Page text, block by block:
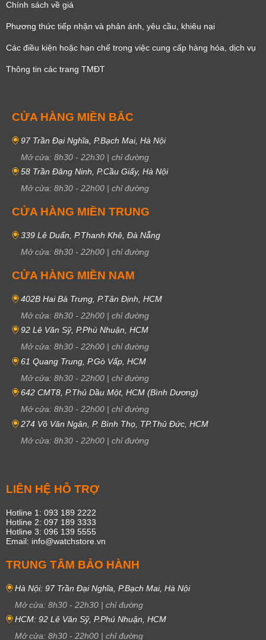
Chính sách về giá
Phương thức tiếp nhận và phản ánh, yêu cầu, khiêu nại
Các điều kiện hoặc hạn chế trong việc cung cấp hàng hóa, dịch vụ
Thông tin các trang TMĐT
CỬA HÀNG MIỀN BẮC
97 Trần Đại Nghĩa, P.Bạch Mai, Hà Nội
Mở cửa: 8h30 - 22h30 | chỉ đường
58 Trần Đăng Ninh, P.Cầu Giấy, Hà Nội
Mở cửa: 8h30 - 22h00 | chỉ đường
CỬA HÀNG MIỀN TRUNG
339 Lê Duẩn, P.Thanh Khê, Đà Nẵng
Mở cửa: 8h30 - 22h00 | chỉ đường
CỬA HÀNG MIỀN NAM
402B Hai Bà Trưng, P.Tân Định, HCM
Mở cửa: 8h30 - 22h00 | chỉ đường
92 Lê Văn Sỹ, P.Phú Nhuận, HCM
Mở cửa: 8h30 - 22h00 | chỉ đường
61 Quang Trung, P.Gò Vấp, HCM
Mở cửa: 8h30 - 22h00 | chỉ đường
642 CMT8, P.Thủ Dầu Một, HCM (Bình Dương)
Mở cửa: 8h30 - 22h00 | chỉ đường
274 Võ Văn Ngân, P. Bình Thọ, TP.Thủ Đức, HCM
Mở cửa: 8h30 - 22h00 | chỉ đường
LIÊN HỆ HỖ TRỢ
Hotline 1: 093 189 2222
Hotline 2: 097 189 3333
Hotline 3: 096 139 5555
Email: info@watchstore.vn
TRUNG TÂM BẢO HÀNH
Hà Nội: 97 Trần Đại Nghĩa, P.Bạch Mai, Hà Nội
Mở cửa: 8h30 - 22h30 | chỉ đường
HCM: 92 Lê Văn Sỹ, P.Phú Nhuận, HCM
Mở cửa: 8h30 - 22h00 | chỉ đường